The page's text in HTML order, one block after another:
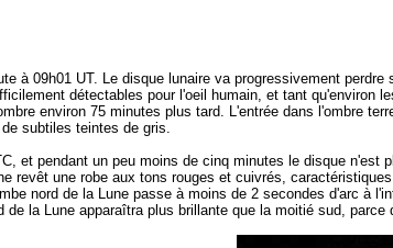
à 09h01 UT. Le disque lunaire va progressivement
détectables pour l'oeil humain, et tant
environ 75 minutes plus tard. L'entrée dans l'ombre
subtiles teintes de gris.
et pendant un peu moins de cinq minutes le disque
revêt une robe aux tons rouges et cuivrés,
nord de la Lune passe à moins de 2 secondes d'arc à
de la Lune apparaîtra plus brillante que la moitié sud,